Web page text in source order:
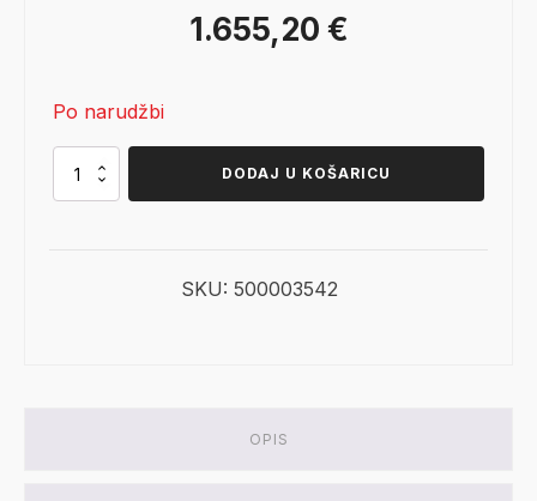
Izvorna
je:
1.655,20 €
1.655,20 €.
Po narudžbi
Dimplex
DODAJ U KOŠARICU
SKU: 500003542
OPIS